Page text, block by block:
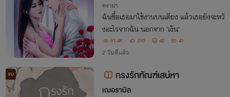
ดราม่า
ฉันซื้อเธอมาใช้งานบนเตียง แล้วเธอยังจะหวั
งอะไรจากฉัน นอกจาก 'เงิน'
61.4K 210 42 41
2 วันที่แล้ว
จบ กรงรักทัณฑ์เสน่หา
เฌอรามิล